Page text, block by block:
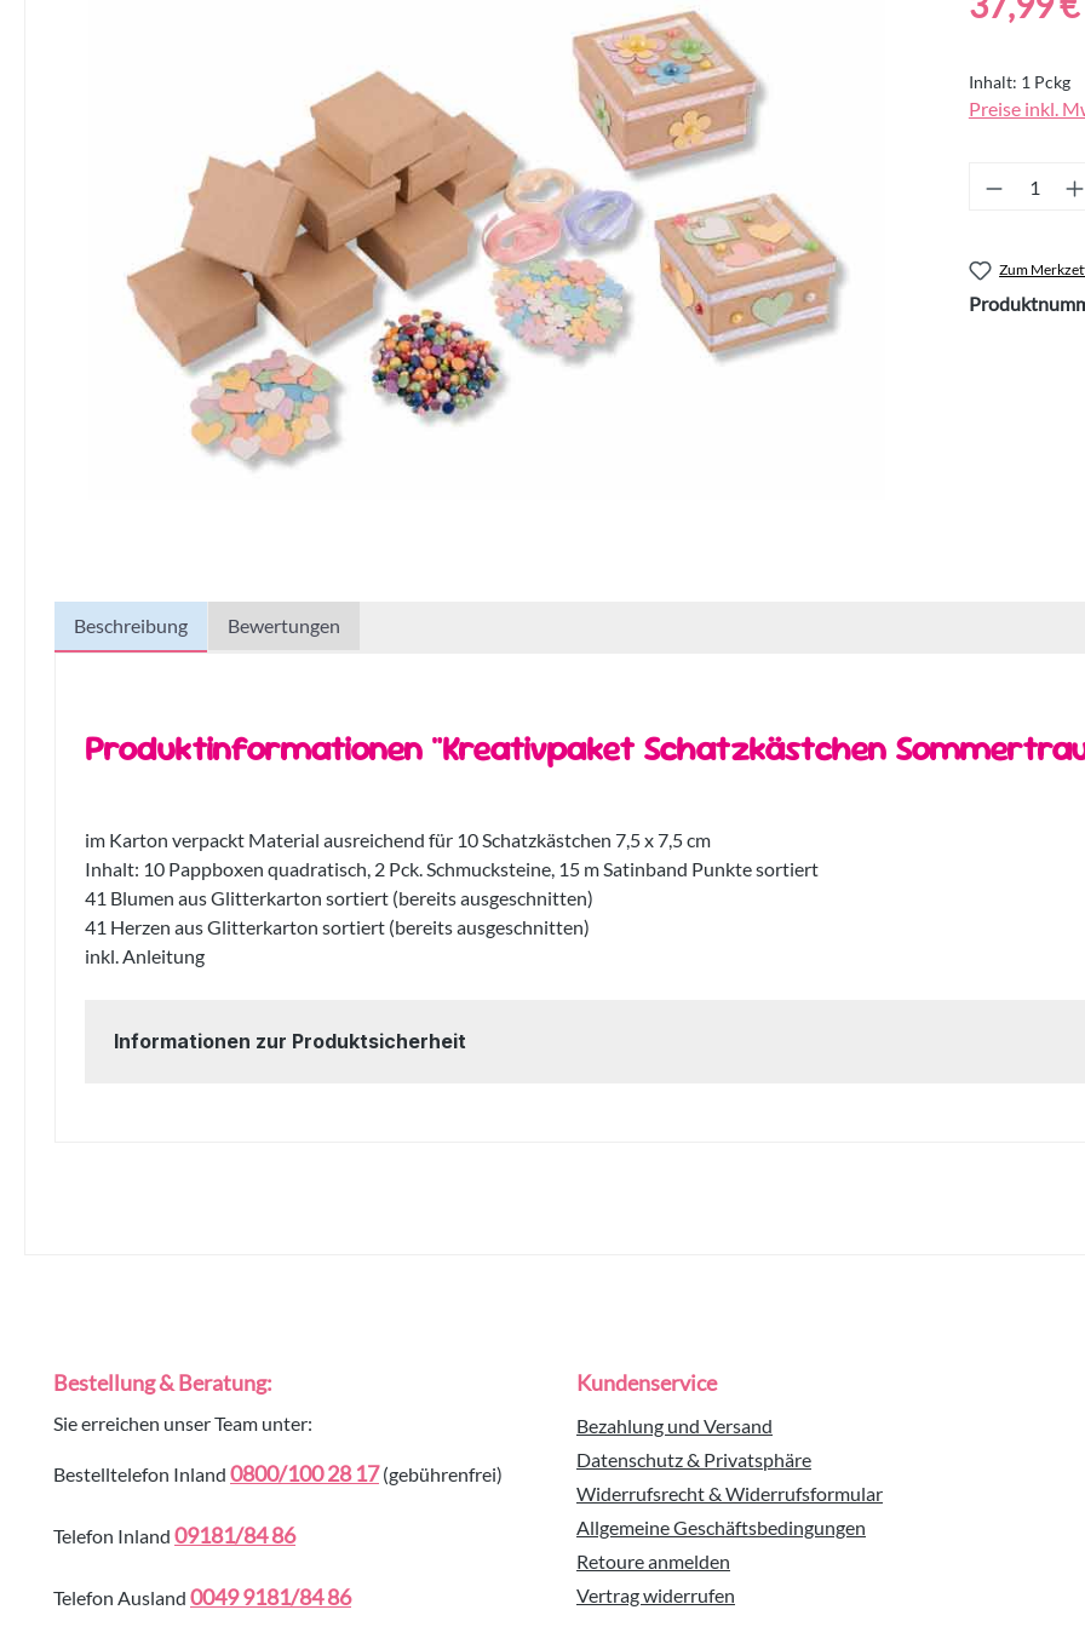
Inhalt: 1 Pckg
Preise inkl.
Zum
Beschreibung Bewertungen
Produktinformationen "Kreativpaket Schatzkästchen
im Karton verpackt Material ausreichend für 10 Schatzkästchen 7,5 x 7,5 cm
Inhalt: 10 Pappboxen quadratisch, 2 Pck. Schmucksteine, 15 m Satinband Punkte sortiert
41 Blumen aus Glitterkarton sortiert (bereits ausgeschnitten)
41 Herzen aus Glitterkarton sortiert (bereits ausgeschnitten)
inkl. Anleitung
Informationen zur Produktsicherheit
Bestellung & Beratung:
Sie erreichen unser Team unter:
Bestelltelefon Inland 0800/100 28 17(gebührenfrei)
Telefon Inland 09181/84 86
Telefon Ausland 0049 9181/84 86
Kundenservice
Bezahlung und Versand
Datenschutz & Privatsphäre
Widerrufsrecht & Widerrufsformular
Allgemeine Geschäftsbedingungen
Retoure anmelden
Vertrag widerrufen